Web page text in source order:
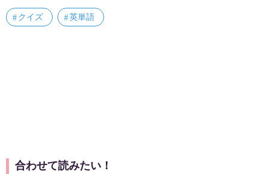
クイズ 英単語
合わせて読みたい！